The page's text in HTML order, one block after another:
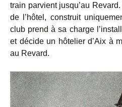
train parvient jusqu’au
de l’hôtel, construit
club prend à sa charge
et décide un hôtelier d’Aix à
au Revard.